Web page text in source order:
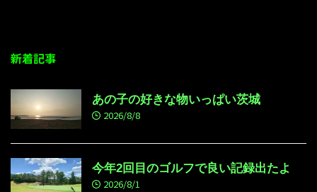
新着記事
あの子の好きな物いっぱい茨城
2026/8/8
今年2回目のゴルフで良い記録出たよ
2026/8/1